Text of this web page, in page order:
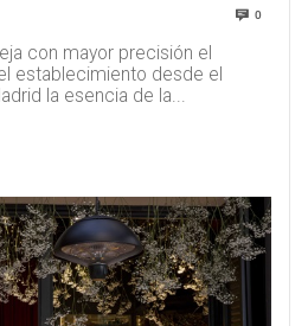
0
con mayor precisión el
establecimiento desde el
la esencia de la...